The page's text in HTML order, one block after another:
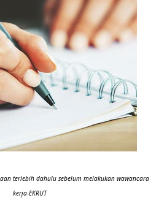
terlebih dahulu sebelum melakukan wawancara
kerja-EKRUT